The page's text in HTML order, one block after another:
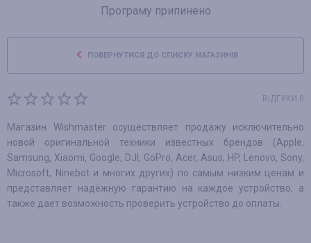
Програму припинено
ПОВЕРНУТИСЯ ДО СПИСКУ МАГАЗИНІВ
ВІДГУКИ 0
Магазин Wishmaster осуществляет продажу исключительно
новой оригинальной техники известных брендов (Apple,
Samsung, Xiaomi, Google, DJI, GoPro, Acer, Asus, HP, Lenovo, Sony,
Microsoft, Ninebot и многих других) по самым низким ценам и
представляет надёжную гарантию на каждое устройство, а
также дает возможность проверить устройство до оплаты.